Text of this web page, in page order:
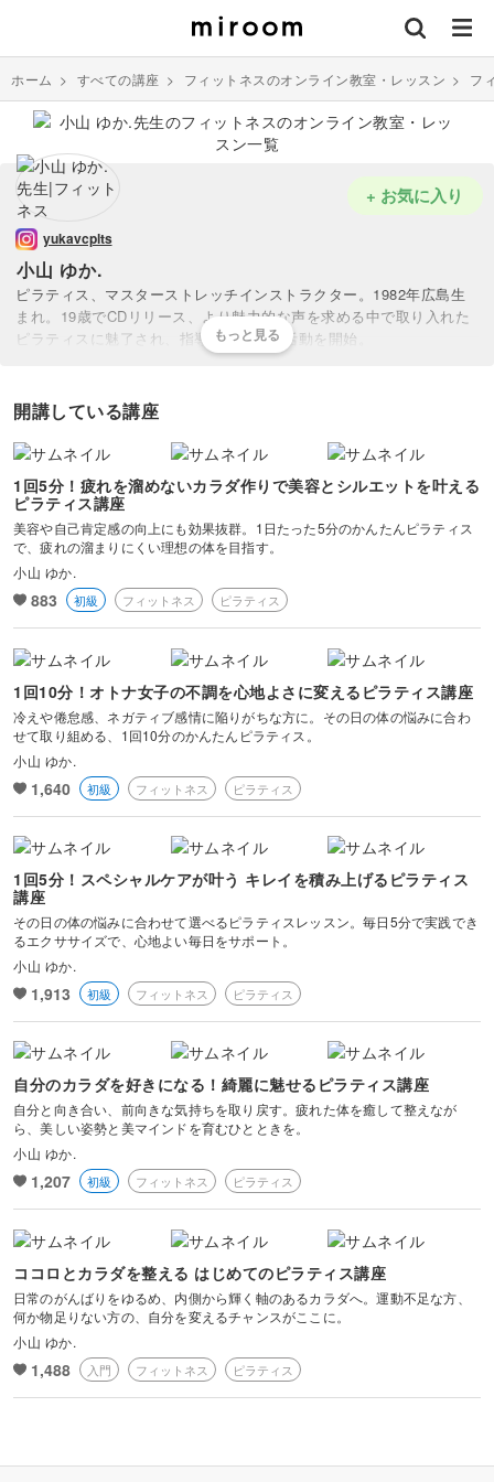
ホーム > すべての講座 > フィットネスのオンライン教室・レッスン > フ
小山 ゆか.
yukavcplts
ピラティス、マスターストレッチインストラクター。1982年広島生
まれ。19歳でCDリリース、より魅力的な声を求める中で取り入れた
ピラティスに魅了され、指導者としての活動を開始。
より高いレベルを求め、2015年マスターストレッチ、ボディキーの
西麻布パーソナルジムにて「分かりやすく楽しいレッスン」と指名率
No.1に。
結婚・出産を経て、Lila Bodymakesalonを設立。
同世代の女性だけでなく、
プロのボディワーカー専門家からの信頼も多数。
現在は福岡を拠点に、オンライン＆スタジオで活動中。
【保有資格】
BESJ認定ピラティストレーナー
マスターストレッチインストラクター
ボディキーインストラクター
リフォーマーピラティス指導者
Pilates with Elastiband®️トレーナー
+ お気に入り
開講している講座
1回5分！疲れを溜めないカラダ作りで美容とシルエットを叶える
ピラティス講座
美容や自己肯定感の向上にも効果抜群。1日たった5分のかんたんピラティス
で、疲れの溜まりにくい理想の体を目指す。
小山 ゆか.
883 初級 フィットネス ピラティス
1回10分！オトナ女子の不調を心地よさに変えるピラティス講座
冷えや倦怠感、ネガティブ感情に陥りがちな方に。その日の体の悩みに合わ
せて取り組める、1回10分のかんたんピラティス。
小山 ゆか.
1,640 初級 フィットネス ピラティス
1回5分！スペシャルケアが叶う キレイを積み上げるピラティス
講座
その日の体の悩みに合わせて選べるピラティスレッスン。毎日5分で実践でき
るエクササイズで、心地よい毎日をサポート。
小山 ゆか.
1,913 初級 フィットネス ピラティス
自分のカラダを好きになる！綺麗に魅せるピラティス講座
自分と向き合い、前向きな気持ちを取り戻す。疲れた体を癒して整えなが
ら、美しい姿勢と美マインドを育むひとときを。
小山 ゆか.
1,207 初級 フィットネス ピラティス
ココロとカラダを整える はじめてのピラティス講座
日常のがんばりをゆるめ、内側から輝く軸のあるカラダへ。運動不足な方、
何か物足りない方の、自分を変えるチャンスがここに。
小山 ゆか.
1,488 入門 フィットネス ピラティス